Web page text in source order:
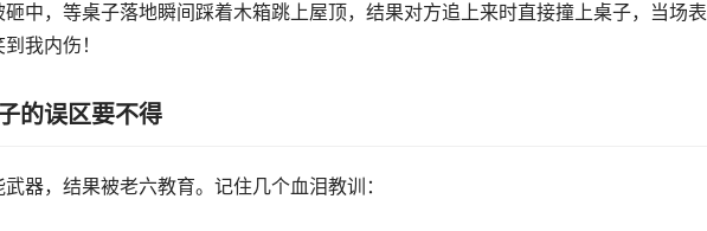
中，等桌子落地瞬间踩着木箱跳上屋顶，结果对方追上来时直接撞上桌子，当场表
我内伤！
的误区要不得
器，结果被老六教育。记住几个血泪教训：